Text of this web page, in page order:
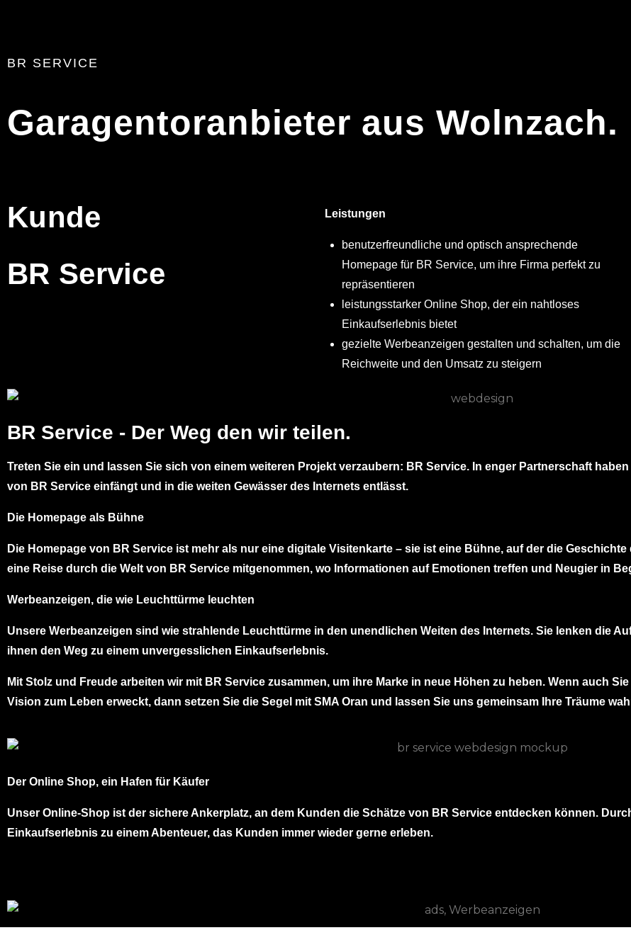
BR SERVICE
Garagentoranbieter aus Wolnzach.
Kunde
BR Service
Leistungen
benutzerfreundliche und optisch ansprechende
Homepage für BR Service, um ihre Firma perfekt zu
repräsentieren
leistungsstarker Online Shop, der ein nahtloses
Einkaufserlebnis bietet
gezielte Werbeanzeigen gestalten und schalten, um die
Reichweite und den Umsatz zu steigern
BR Service - Der Weg den wir teilen.
Treten Sie ein und lassen Sie sich von einem weiteren Projekt verzaubern: BR Service. In enger Partnerschaft
von BR Service einfängt und in die weiten Gewässer des Internets entlässt.
Die Homepage als Bühne
Die Homepage von BR Service ist mehr als nur eine digitale Visitenkarte – sie ist eine Bühne, auf der die
eine Reise durch die Welt von BR Service mitgenommen, wo Informationen auf Emotionen treffen und Neugier in
Werbeanzeigen, die wie Leuchttürme leuchten
Unsere Werbeanzeigen sind wie strahlende Leuchttürme in den unendlichen Weiten des Internets. Sie lenken die
ihnen den Weg zu einem unvergesslichen Einkaufserlebnis.
Mit Stolz und Freude arbeiten wir mit BR Service zusammen, um ihre Marke in neue Höhen zu heben. Wenn auch
Vision zum Leben erweckt, dann setzen Sie die Segel mit SMA Oran und lassen Sie uns gemeinsam Ihre Träume
Der Online Shop, ein Hafen für Käufer
Unser Online-Shop ist der sichere Ankerplatz, an dem Kunden die Schätze von BR Service entdecken können.
Einkaufserlebnis zu einem Abenteuer, das Kunden immer wieder gerne erleben.